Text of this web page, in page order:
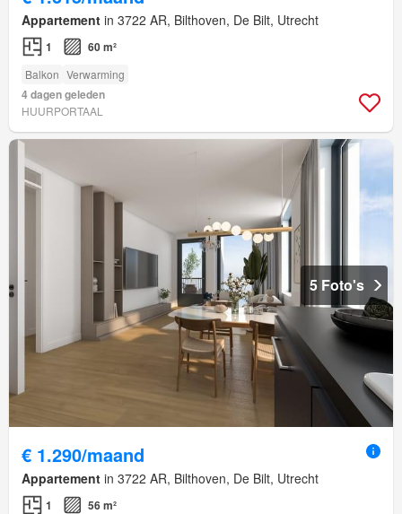
Appartement in 3722 AR, Bilthoven, De Bilt, Utrecht
1 60 m²
Balkon Verwarming
4 dagen geleden
HUURPORTAAL
5 Foto's
€ 1.290/maand
Appartement in 3722 AR, Bilthoven, De Bilt, Utrecht
1 56 m²